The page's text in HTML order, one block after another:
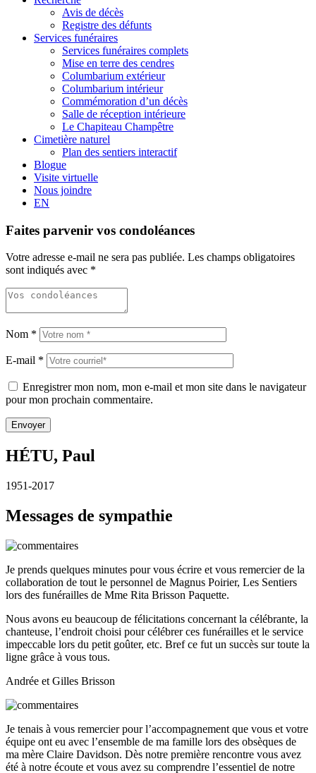
Avis de décès
Registre des défunts
Services funéraires
Services funéraires complets
Mise en terre des cendres
Columbarium extérieur
Columbarium intérieur
Commémoration d’un décès
Salle de réception intérieure
Le Chapiteau Champêtre
Cimetière naturel
Plan des sentiers interactif
Blogue
Visite virtuelle
Nous joindre
EN
Faites parvenir vos condoléances
Votre adresse e-mail ne sera pas publiée. Les champs obligatoires
sont indiqués avec *
Nom *
E-mail *
Enregistrer mon nom, mon e-mail et mon site dans le navigateur
pour mon prochain commentaire.
HÉTU, Paul
1951-2017
Messages de sympathie
Je prends quelques minutes pour vous écrire et vous remercier de la
collaboration de tout le personnel de Magnus Poirier, Les Sentiers
lors des funérailles de Mme Rita Brisson Paquette.
Nous avons eu beaucoup de félicitations concernant la célébrante, la
chanteuse, l’endroit choisi pour célébrer ces funérailles et le service
impeccable lors du petit goûter, etc. Bref ce fut un succès sur toute la
ligne grâce à vous tous.
Andrée et Gilles Brisson
Je tenais à vous remercier pour l’accompagnement que vous et votre
équipe ont eu avec l’ensemble de ma famille lors des obsèques de
ma mère Claire Davidson. Dès notre première rencontre vous avez
été à notre écoute et vous avez su comprendre l’essentiel de notre